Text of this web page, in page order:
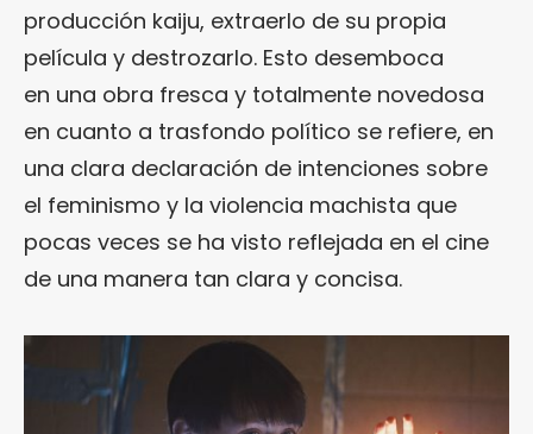
producción kaiju, extraerlo de su propia
película y destrozarlo. Esto desemboca
en una obra fresca y totalmente novedosa
en cuanto a trasfondo político se refiere, en
una clara declaración de intenciones sobre
el feminismo y la violencia machista que
pocas veces se ha visto reflejada en el cine
de una manera tan clara y concisa.